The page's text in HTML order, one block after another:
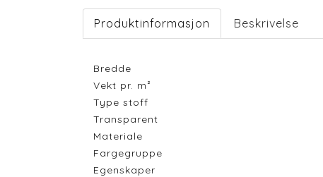
Produktinformasjon Beskrivelse
Bredde
Vekt pr. m²
Type stoff
Transparent
Materiale
Fargegruppe
Egenskaper